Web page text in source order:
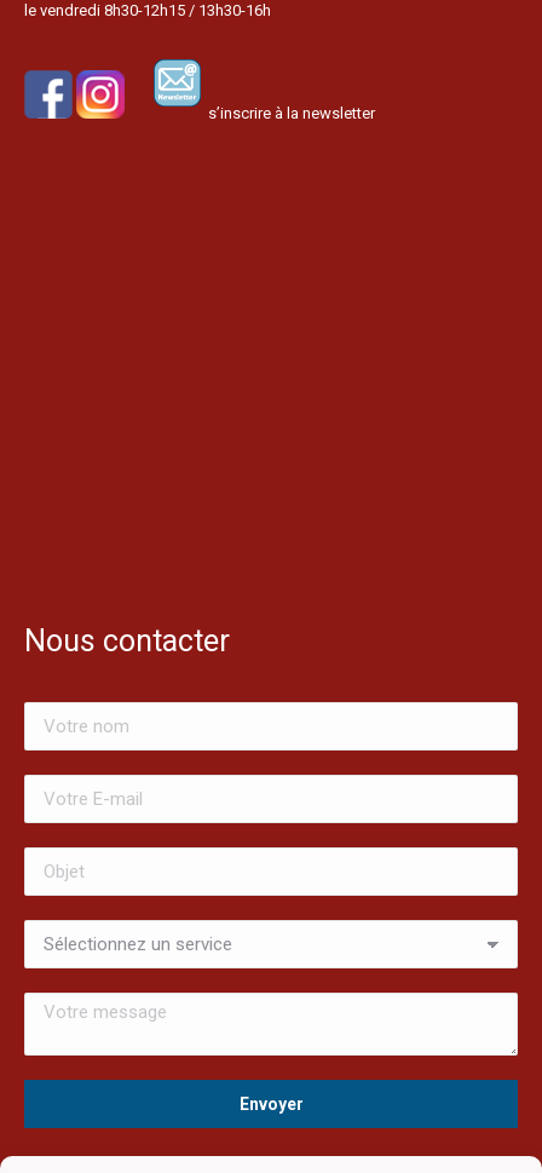
le vendredi 8h30-12h15 / 13h30-16h
s’inscrire à la newsletter
Nous contacter